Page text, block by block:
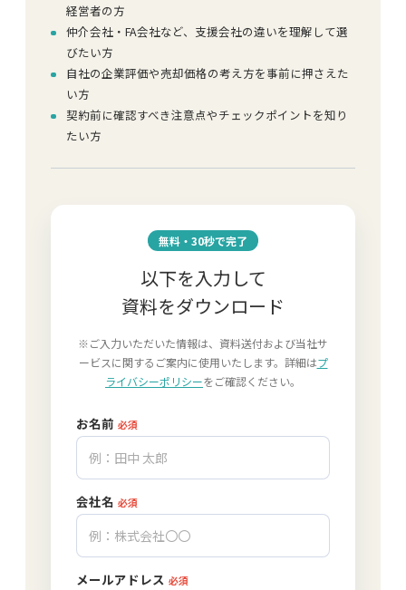
経営者の方
仲介会社・FA会社など、支援会社の違いを理解して選
びたい方
自社の企業評価や売却価格の考え方を事前に押さえた
い方
契約前に確認すべき注意点やチェックポイントを知り
たい方
無料・30秒で完了
以下を入力して
資料をダウンロード
※ご入力いただいた情報は、資料送付および当社サ
ービスに関するご案内に使用いたします。詳細はプ
ライバシーポリシーをご確認ください。
お名前 必須
会社名 必須
メールアドレス 必須